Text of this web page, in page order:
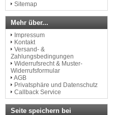
Sitemap
Mehr über...
Impressum
Kontakt
Versand- &
Zahlungsbedingungen
Widerrufsrecht & Muster-
Widerrufsformular
AGB
Privatsphäre und Datenschutz
Callback Service
Seite speichern bei